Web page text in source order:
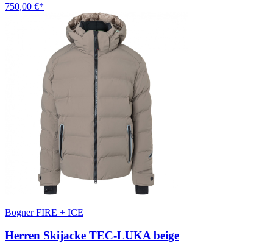
750,00 €*
Bogner FIRE + ICE
Herren Skijacke TEC-LUKA beige